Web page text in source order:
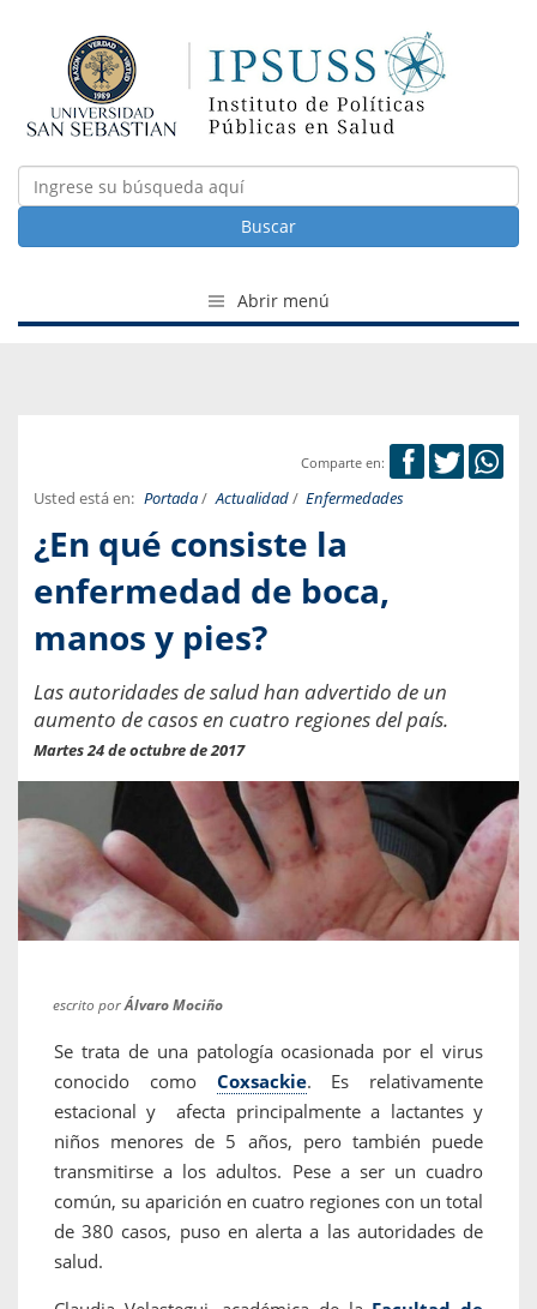
Buscar
Abrir menú
Comparte en:
Usted está en: Portada/ Actualidad/ Enfermedades
¿En qué consiste la
enfermedad de boca,
manos y pies?
Las autoridades de salud han advertido de un
aumento de casos en cuatro regiones del país.
Martes 24 de octubre de 2017
escrito porÁlvaro Mociño
Se trata de una patología ocasionada por el virus
conocido como Coxsackie. Es relativamente
estacional y afecta principalmente a lactantes y
niños menores de 5 años, pero también puede
transmitirse a los adultos. Pese a ser un cuadro
común, su aparición en cuatro regiones con un total
de 380 casos, puso en alerta a las autoridades de
salud.